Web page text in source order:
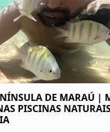
DE MARAÚ |
PISCINAS